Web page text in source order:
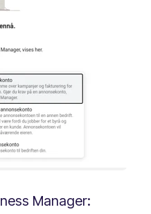
Manager: